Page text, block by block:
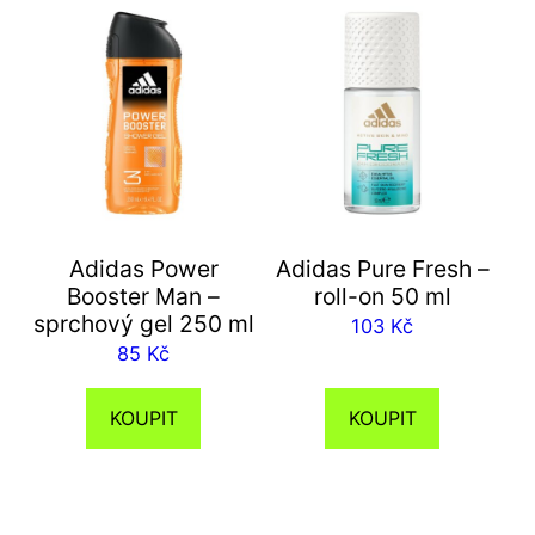
Adidas Power
Booster Man –
sprchový gel 250 ml
85 Kč
KOUPIT
Adidas Pure Fresh –
roll-on 50 ml
103 Kč
KOUPIT